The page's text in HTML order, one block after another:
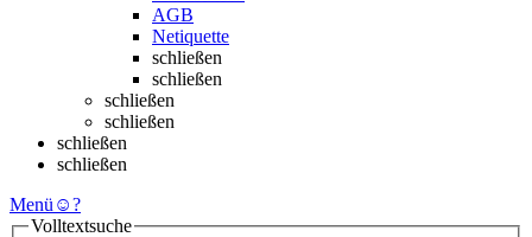
AGB
Netiquette
schließen
schließen
schließen
schließen
schließen
schließen
Menü ☺?
Volltextsuche